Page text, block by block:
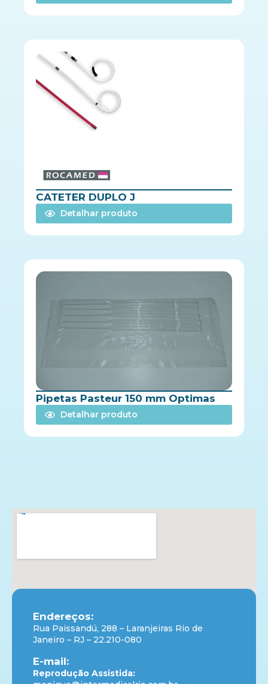
CATETER DUPLO J
Detalhar produto
Pipetas Pasteur 150 mm Optimas
Detalhar produto
Endereços:
Rua Paissandú, 288 – Laranjeiras Rio de
Janeiro – RJ – 22.210-080
E-mail:
Reprodução Assistida: